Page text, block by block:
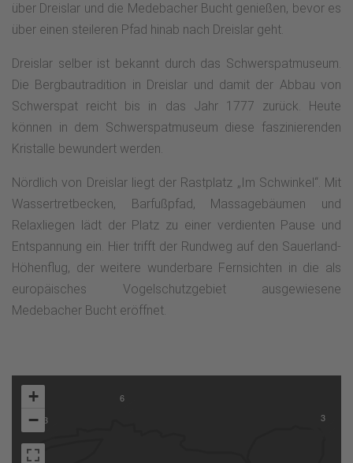
über Dreislar und die Medebacher Bucht genießen, bevor es
über einen steileren Pfad hinab nach Dreislar geht.
Dreislar selber ist bekannt durch das Schwerspatmuseum.
Die Bergbautradition in Dreislar und damit der Abbau von
Schwerspat reicht bis in das Jahr 1777 zurück. Heute
können in dem Schwerspatmuseum diese faszinierenden
Kristalle bewundert werden.
Nördlich von Dreislar liegt der Rastplatz „Im Schwinkel“. Mit
Wassertretbecken, Barfußpfad, Massagebäumen und
Relaxliegen lädt der Platz zu einer verdienten Pause und
Entspannung ein. Hier trifft der Rundweg auf den Sauerland-
Höhenflug, der weitere wunderbare Fernsichten in die als
europäisches Vogelschutzgebiet ausgewiesene
Medebacher Bucht eröffnet.
3
6
3
+
−